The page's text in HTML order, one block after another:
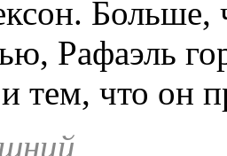
Больше,
Рафаэль
тем, что он